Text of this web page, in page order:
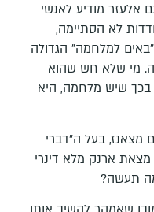
אלעזר מודיע לאנשי
לא הסתיימה,
למלחמה" הגדולה
מי שלא חש שהוא
שיש מלחמה, היא
בעל ה"דברי
ארנק מלא דינרי
תעשה?